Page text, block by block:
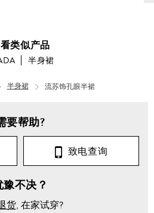
类似产品
半身裙
半身裙 流苏饰孔眼半裙
要帮助?
致电查询
豫不决？
货, 在家试穿?